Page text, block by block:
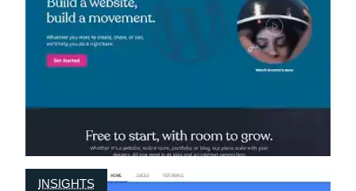
INSIGHTS